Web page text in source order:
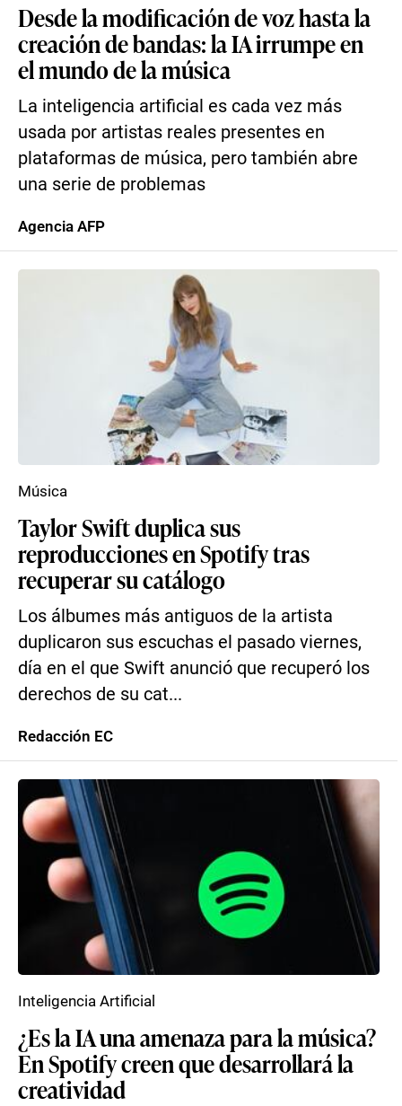
Desde la modificación de voz hasta la
creación de bandas: la IA irrumpe en
el mundo de la música
La inteligencia artificial es cada vez más
usada por artistas reales presentes en
plataformas de música, pero también abre
una serie de problemas
Agencia AFP
Taylor Swift duplica sus
reproducciones en Spotify tras
recuperar su catálogo
Los álbumes más antiguos de la artista
duplicaron sus escuchas el pasado viernes,
día en el que Swift anunció que recuperó los
derechos de su cat...
Música
Redacción EC
¿Es la IA una amenaza para la música?
En Spotify creen que desarrollará la
creatividad
Inteligencia Artificial